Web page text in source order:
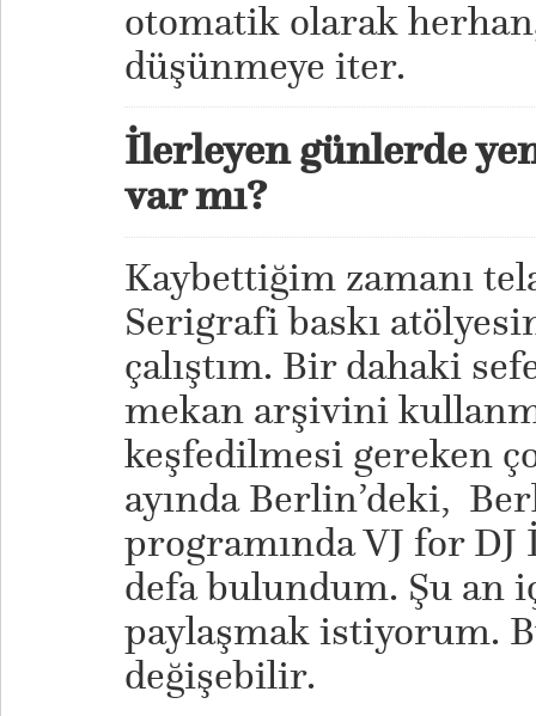
otomatik olarak
düşünmeye iter.
İlerleyen günlerde
var mı?
Kaybettiğim zamanı
Serigrafi baskı
çalıştım. Bir dahaki
mekan arşivini
keşfedilmesi gereken
ayında Berlin’deki,
programında VJ for
defa bulundum. Şu an
paylaşmak istiyorum.
değişebilir.